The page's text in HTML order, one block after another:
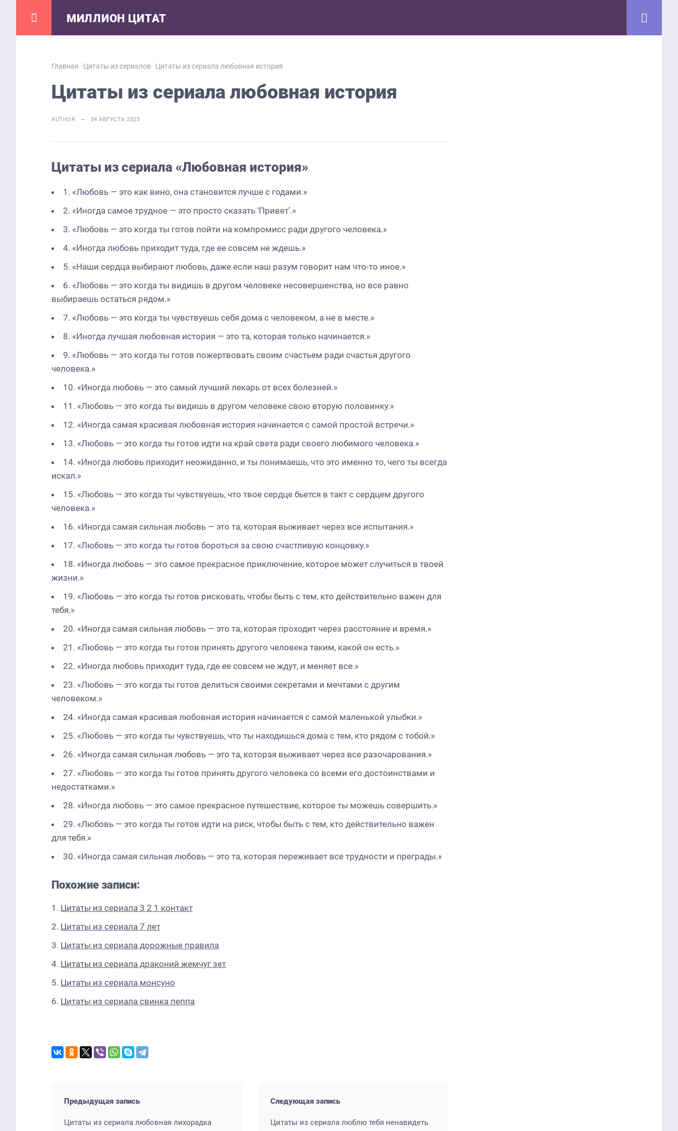
МИЛЛИОН ЦИТАТ
Главная Цитаты из сериалов Цитаты из сериала любовная история
Цитаты из сериала любовная история
AUTHOR — 04 АВГУСТА 2023
Цитаты из сериала «Любовная история»
1. «Любовь — это как вино, она становится лучше с годами.»
2. «Иногда самое трудное — это просто сказать ‘Привет’.»
3. «Любовь — это когда ты готов пойти на компромисс ради другого человека.»
4. «Иногда любовь приходит туда, где ее совсем не ждешь.»
5. «Наши сердца выбирают любовь, даже если наш разум говорит нам что-то иное.»
6. «Любовь — это когда ты видишь в другом человеке несовершенства, но все равно
выбираешь остаться рядом.»
7. «Любовь — это когда ты чувствуешь себя дома с человеком, а не в месте.»
8. «Иногда лучшая любовная история — это та, которая только начинается.»
9. «Любовь — это когда ты готов пожертвовать своим счастьем ради счастья другого
человека.»
10. «Иногда любовь — это самый лучший лекарь от всех болезней.»
11. «Любовь — это когда ты видишь в другом человеке свою вторую половинку.»
12. «Иногда самая красивая любовная история начинается с самой простой встречи.»
13. «Любовь — это когда ты готов идти на край света ради своего любимого человека.»
14. «Иногда любовь приходит неожиданно, и ты понимаешь, что это именно то, чего ты всегда
искал.»
15. «Любовь — это когда ты чувствуешь, что твое сердце бьется в такт с сердцем другого
человека.»
16. «Иногда самая сильная любовь — это та, которая выживает через все испытания.»
17. «Любовь — это когда ты готов бороться за свою счастливую концовку.»
18. «Иногда любовь — это самое прекрасное приключение, которое может случиться в твоей
жизни.»
19. «Любовь — это когда ты готов рисковать, чтобы быть с тем, кто действительно важен для
тебя.»
20. «Иногда самая сильная любовь — это та, которая проходит через расстояние и время.»
21. «Любовь — это когда ты готов принять другого человека таким, какой он есть.»
22. «Иногда любовь приходит туда, где ее совсем не ждут, и меняет все.»
23. «Любовь — это когда ты готов делиться своими секретами и мечтами с другим
человеком.»
24. «Иногда самая красивая любовная история начинается с самой маленькой улыбки.»
25. «Любовь — это когда ты чувствуешь, что ты находишься дома с тем, кто рядом с тобой.»
26. «Иногда самая сильная любовь — это та, которая выживает через все разочарования.»
27. «Любовь — это когда ты готов принять другого человека со всеми его достоинствами и
недостатками.»
28. «Иногда любовь — это самое прекрасное путешествие, которое ты можешь совершить.»
29. «Любовь — это когда ты готов идти на риск, чтобы быть с тем, кто действительно важен
для тебя.»
30. «Иногда самая сильная любовь — это та, которая переживает все трудности и преграды.»
Похожие записи:
Цитаты из сериала 3 2 1 контакт
Цитаты из сериала 7 лет
Цитаты из сериала дорожные правила
Цитаты из сериала драконий жемчуг зет
Цитаты из сериала монсуно
Цитаты из сериала свинка пеппа
Предыдущая запись
Цитаты из сериала любовная лихорадка
Следующая запись
Цитаты из сериала люблю тебя ненавидеть